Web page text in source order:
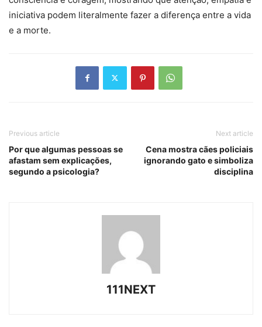
iniciativa podem literalmente fazer a diferença entre a vida
e a morte.
Previous article
Por que algumas pessoas se
afastam sem explicações,
segundo a psicologia?
Next article
Cena mostra cães policiais
ignorando gato e simboliza
disciplina
111NEXT